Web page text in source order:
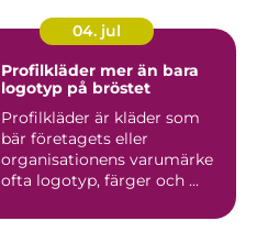
04. jul
Profilkläder mer än bara
logotyp på bröstet
Profilkläder är kläder som
bär företagets eller
organisationens varumärke
ofta logotyp, färger och ...